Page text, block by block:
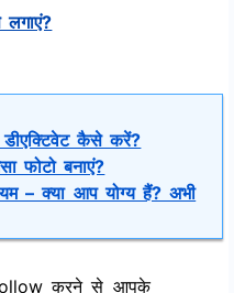
कैसे करें?
फोटो बनाएं?
– क्या आप योग्य हैं? अभी
करने से आपके